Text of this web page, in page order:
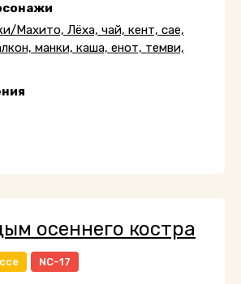
Махито, Лёха, чай, кент, сае,
манки, каша, енот, темви,
осеннего костра
NC-17